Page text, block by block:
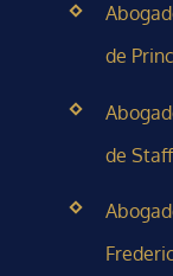
de
de